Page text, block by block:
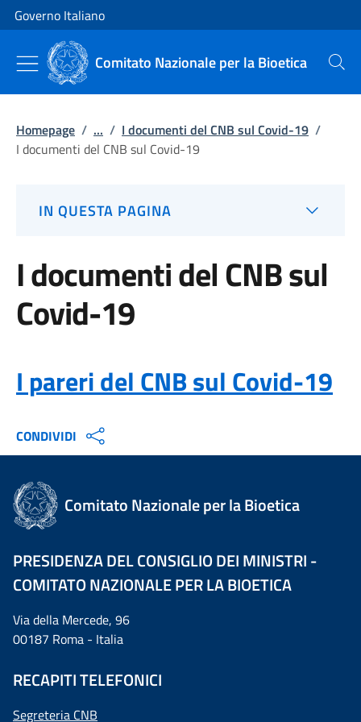
Vai al contenuto
Vai alla navigazione del sito
Governo Italiano
Comitato Nazionale per la Bioetica Cerca
Homepage / ... / I documenti del CNB sul Covid-19 /
I documenti del CNB sul Covid-19
IN QUESTA PAGINA
I documenti del CNB sul
Covid-19
I pareri del CNB sul Covid-19
CONDIVIDI
Comitato Nazionale per la Bioetica
PRESIDENZA DEL CONSIGLIO DEI MINISTRI -
COMITATO NAZIONALE PER LA BIOETICA
Via della Mercede, 96
00187 Roma - Italia
RECAPITI TELEFONICI
Segreteria CNB